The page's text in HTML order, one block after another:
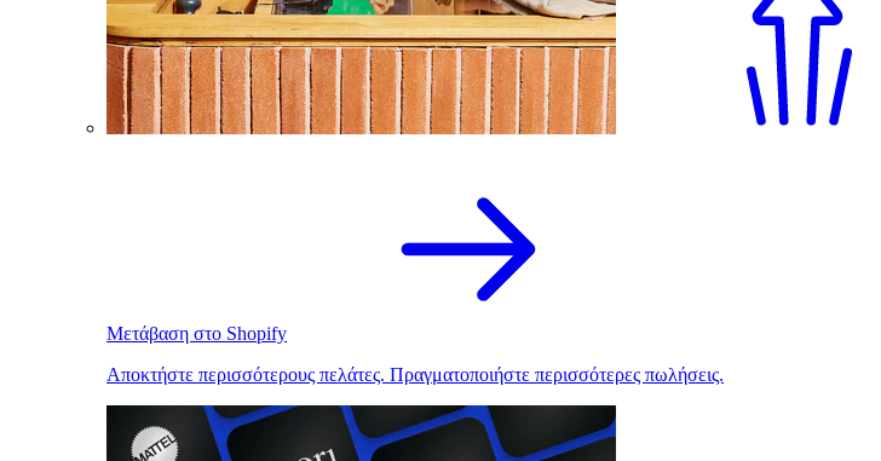
Μετάβαση στο Shopify
Αποκτήστε περισσότερους πελάτες. Πραγματοποιήστε περισσότερες πωλήσεις.